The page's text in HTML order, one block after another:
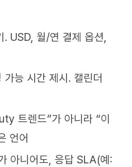
USD, 월/연 결제 옵션,
능 시간 제시. 캘린더
트렌드”가 아니라 “이
언어
아니어도, 응답 SLA(예: